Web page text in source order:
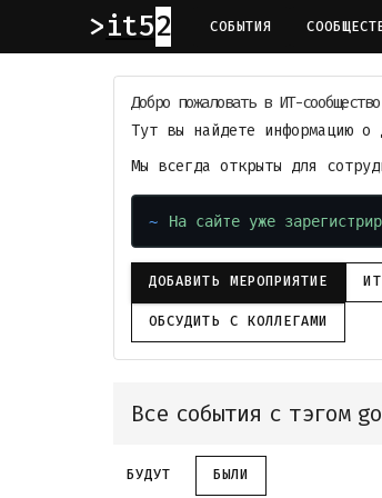
it52 СОБЫТИЯ
Добро пожаловать в ИТ-
Тут вы найдете информацию о
Мы всегда открыты для
На сайте уже
ДОБАВИТЬ МЕРОПРИЯТИЕ
ОБСУДИТЬ С КОЛЛЕГАМИ
Все события с тэгом
БУДУТ БЫЛИ